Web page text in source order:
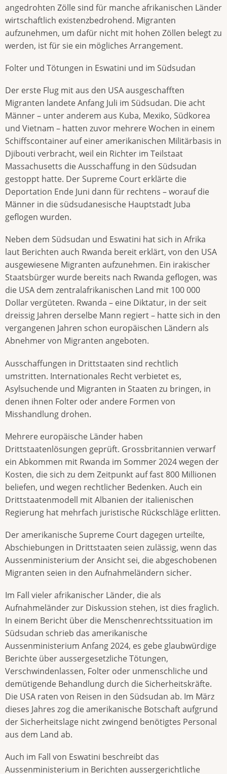
angedrohten Zölle sind für manche afrikanischen Länder
wirtschaftlich existenzbedrohend. Migranten
aufzunehmen, um dafür nicht mit hohen Zöllen belegt zu
werden, ist für sie ein mögliches Arrangement.
Folter und Tötungen in Eswatini und im Südsudan
Der erste Flug mit aus den USA ausgeschafften
Migranten landete Anfang Juli im Südsudan. Die acht
Männer – unter anderem aus Kuba, Mexiko, Südkorea
und Vietnam – hatten zuvor mehrere Wochen in einem
Schiffscontainer auf einer amerikanischen Militärbasis in
Djibouti verbracht, weil ein Richter im Teilstaat
Massachusetts die Ausschaffung in den Südsudan
gestoppt hatte. Der Supreme Court erklärte die
Deportation Ende Juni dann für rechtens – worauf die
Männer in die südsudanesische Hauptstadt Juba
geflogen wurden.
Neben dem Südsudan und Eswatini hat sich in Afrika
laut Berichten auch Rwanda bereit erklärt, von den USA
ausgewiesene Migranten aufzunehmen. Ein irakischer
Staatsbürger wurde bereits nach Rwanda geflogen, was
die USA dem zentralafrikanischen Land mit 100 000
Dollar vergüteten. Rwanda – eine Diktatur, in der seit
dreissig Jahren derselbe Mann regiert – hatte sich in den
vergangenen Jahren schon europäischen Ländern als
Abnehmer von Migranten angeboten.
Ausschaffungen in Drittstaaten sind rechtlich
umstritten. Internationales Recht verbietet es,
Asylsuchende und Migranten in Staaten zu bringen, in
denen ihnen Folter oder andere Formen von
Misshandlung drohen.
Mehrere europäische Länder haben
Drittstaatenlösungen geprüft. Grossbritannien verwarf
ein Abkommen mit Rwanda im Sommer 2024 wegen der
Kosten, die sich zu dem Zeitpunkt auf fast 800 Millionen
beliefen, und wegen rechtlicher Bedenken. Auch ein
Drittstaatenmodell mit Albanien der italienischen
Regierung hat mehrfach juristische Rückschläge erlitten.
Der amerikanische Supreme Court dagegen urteilte,
Abschiebungen in Drittstaaten seien zulässig, wenn das
Aussenministerium der Ansicht sei, die abgeschobenen
Migranten seien in den Aufnahmeländern sicher.
Im Fall vieler afrikanischer Länder, die als
Aufnahmeländer zur Diskussion stehen, ist dies fraglich.
In einem Bericht über die Menschenrechtssituation im
Südsudan schrieb das amerikanische
Aussenministerium Anfang 2024, es gebe glaubwürdige
Berichte über aussergesetzliche Tötungen,
Verschwindenlassen, Folter oder unmenschliche und
demütigende Behandlung durch die Sicherheitskräfte.
Die USA raten von Reisen in den Südsudan ab. Im März
dieses Jahres zog die amerikanische Botschaft aufgrund
der Sicherheitslage nicht zwingend benötigtes Personal
aus dem Land ab.
Auch im Fall von Eswatini beschreibt das
Aussenministerium in Berichten aussergerichtliche